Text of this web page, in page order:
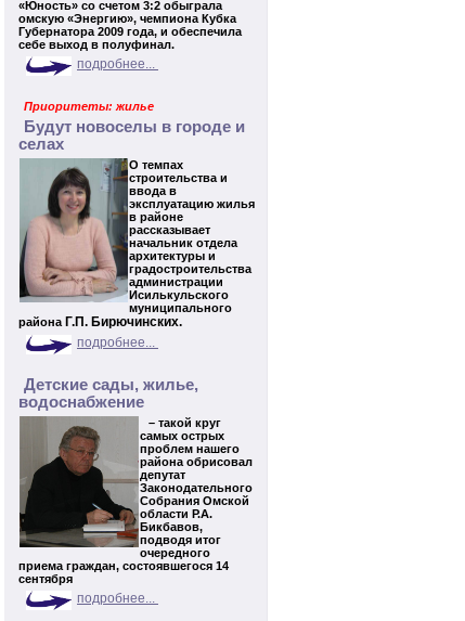
«Юность» со счетом 3:2 обыграла
омскую «Энергию», чемпиона Кубка
Губернатора 2009 года, и обеспечила
себе выход в полуфинал.
подробнее...
Приоритеты: жилье
Будут новоселы в городе и
селах
О темпах
строительства и
ввода в
эксплуатацию жилья
в районе
рассказывает
начальник отдела
архитектуры и
градостроительства
администрации
Исилькульского
муниципального
района Г.П. Бирючинских.
подробнее...
Детские сады, жилье,
водоснабжение
– такой круг
самых острых
проблем нашего
района обрисовал
депутат
Законодательного
Собрания Омской
области Р.А.
Бикбавов,
подводя итог
очередного
приема граждан, состоявшегося 14
сентября
подробнее...